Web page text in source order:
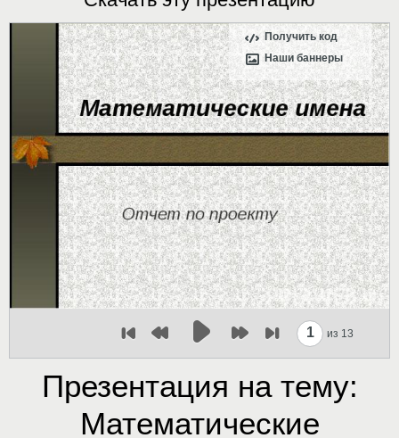
Получить код
Наши баннеры
1 из 13
Презентация на тему:
Математические